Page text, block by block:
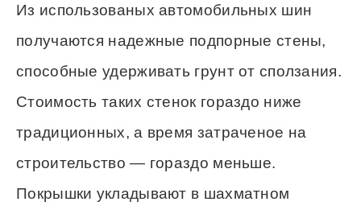
Из использованых автомобильных шин
получаются надежные подпорные стены,
способные удерживать грунт от сползания.
Стоимость таких стенок гораздо ниже
традиционных, а время затраченое на
строительство — гораздо меньше.
Покрышки укладывают в шахматном